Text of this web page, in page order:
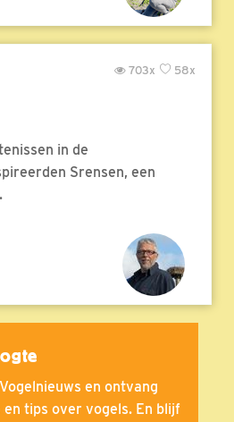
58x
703x
in de
Srensen, een
en ontvang
tips over vogels. En blijf